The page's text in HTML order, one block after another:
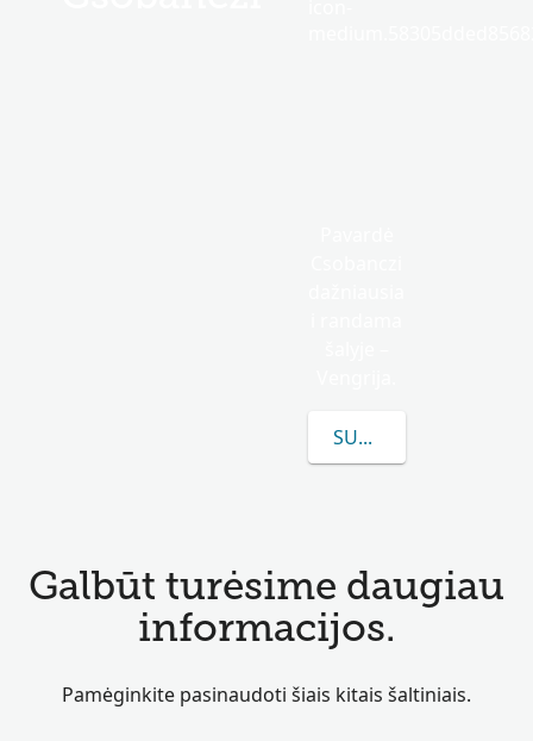
SUŽINOKITE
Galbūt turėsime daugiau
informacijos.
Pamėginkite pasinaudoti šiais kitais šaltiniais.